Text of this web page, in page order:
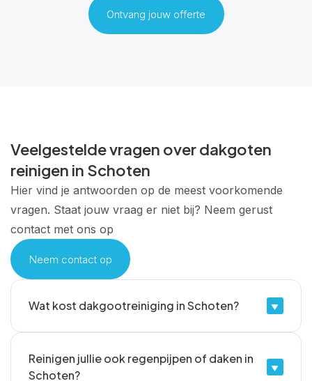
Ontvang jouw offerte
Veelgestelde vragen over dakgoten
reinigen in Schoten
Hier vind je antwoorden op de meest voorkomende
vragen. Staat jouw vraag er niet bij? Neem gerust
contact met ons op
Neem contact op
Wat kost dakgootreiniging in Schoten?
gebouw, de lengte van de goten en hun
Reinigen jullie ook regenpijpen of daken in
Schoten?